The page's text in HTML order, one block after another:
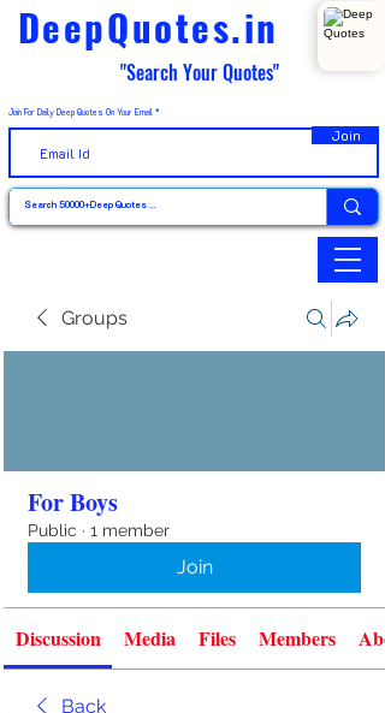
DeepQuotes.in
"Search Your Quotes"
Join For Daily Deep Quotes On Your Email
Join
Groups
For Boys
Public · 1 member
Join
Discussion Media Files Members
Back